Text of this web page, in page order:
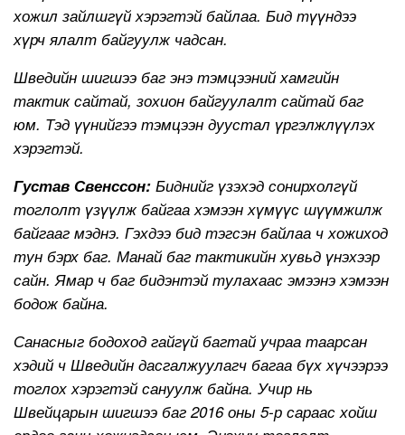
хожил зайлшгүй хэрэгтэй байлаа. Бид түүндээ
хүрч ялалт байгуулж чадсан.
Шведийн шигшээ баг энэ тэмцээний хамгийн
тактик сайтай, зохион байгуулалт сайтай баг
юм. Тэд үүнийгээ тэмцээн дуустал үргэлжлүүлэх
хэрэгтэй.
Густав Свенссон: Биднийг үзэхэд сонирхолгүй
тоглолт үзүүлж байгаа хэмээн хүмүүс шүүмжилж
байгааг мэднэ. Гэхдээ бид тэгсэн байлаа ч хожиход
тун бэрх баг. Манай баг тактикийн хувьд үнэхээр
сайн. Ямар ч баг бидэнтэй тулахаас эмээнэ хэмээн
бодож байна.
Санасныг бодоход гайгүй багтай учраа таарсан
хэдий ч Шведийн дасгалжуулагч багаа бүх хүчээрээ
тоглох хэрэгтэй сануулж байна. Учир нь
Швейцарын шигшээ баг 2016 оны 5-р сараас хойш